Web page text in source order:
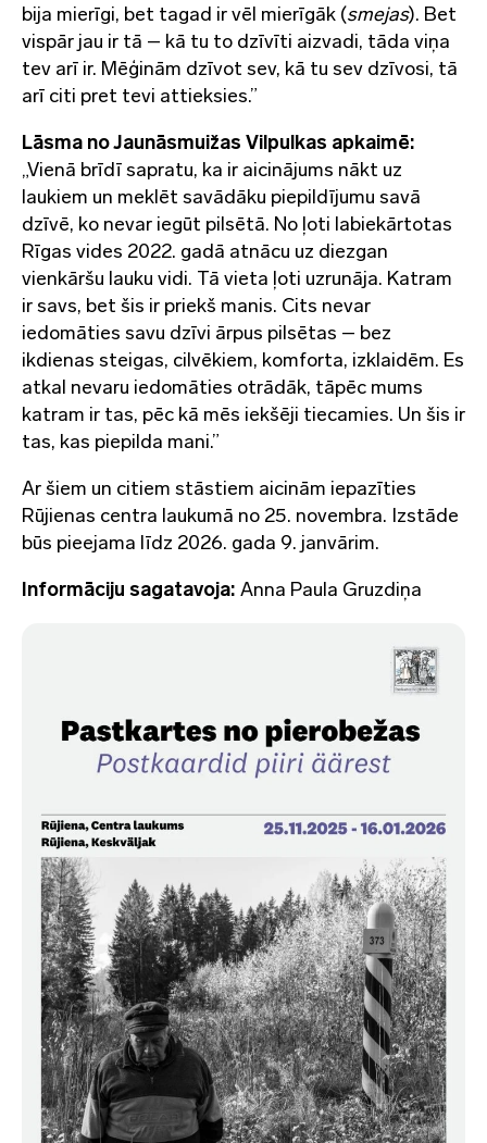
bija mierīgi, bet tagad ir vēl mierīgāk (smejas). Bet
vispār jau ir tā – kā tu to dzīvīti aizvadi, tāda viņa
tev arī ir. Mēģinām dzīvot sev, kā tu sev dzīvosi, tā
arī citi pret tevi attieksies.”
Lāsma no Jaunāsmuižas Vilpulkas apkaimē:
„Vienā brīdī sapratu, ka ir aicinājums nākt uz
laukiem un meklēt savādāku piepildījumu savā
dzīvē, ko nevar iegūt pilsētā. No ļoti labiekārtotas
Rīgas vides 2022. gadā atnācu uz diezgan
vienkāršu lauku vidi. Tā vieta ļoti uzrunāja. Katram
ir savs, bet šis ir priekš manis. Cits nevar
iedomāties savu dzīvi ārpus pilsētas – bez
ikdienas steigas, cilvēkiem, komforta, izklaidēm. Es
atkal nevaru iedomāties otrādāk, tāpēc mums
katram ir tas, pēc kā mēs iekšēji tiecamies. Un šis ir
tas, kas piepilda mani.”
Ar šiem un citiem stāstiem aicinām iepazīties
Rūjienas centra laukumā no 25. novembra. Izstāde
būs pieejama līdz 2026. gada 9. janvārim.
Informāciju sagatavoja: Anna Paula Gruzdiņa